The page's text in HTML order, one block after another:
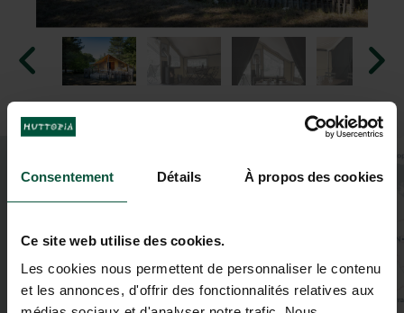
Consentement Détails À propos des cookies
Ce site web utilise des cookies.
Les cookies nous permettent de personnaliser le contenu
et les annonces, d'offrir des fonctionnalités relatives aux
−